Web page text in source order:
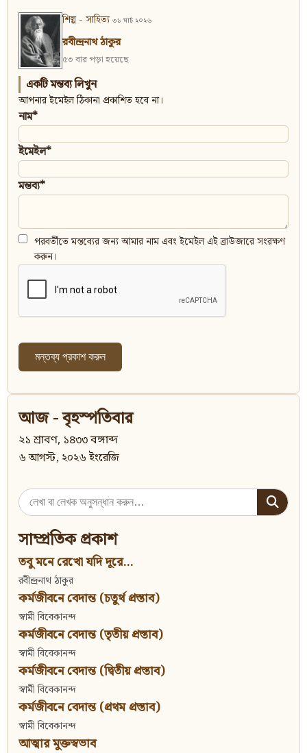
শিল্প - সাহিত্য ৩১ মার্চ ২০২৬
রবীন্দ্রনাথ ঠাকুর
৫৩ বার পড়া হয়েছে
একটি মন্তব্য লিখুন
আপনার ইমেইল ঠিকানা প্রকাশিত হবে না।
নাম*
ইমেইল*
মন্তব্য*
পরবর্তীতে মন্তব্যের জন্য আমার নাম এবং ইমেইল এই ব্রাউজারে সংরক্ষণ
করুন।
আজ - বৃহস্পতিবার
২১ শ্রাবণ, ১৪৩৩ বঙ্গাব্দ
৬ আগস্ট, ২০২৬ ইংরেজি
Search
for:
সাম্প্রতিক প্রকাশ
তবু মনে রেখো যদি দূরে...
রবীন্দ্রনাথ ঠাকুর
কর্মজীবনে বেদান্ত (চতুর্থ প্রস্তাব)
স্বামী বিবেকানন্দ
কর্মজীবনে বেদান্ত (তৃতীয় প্রস্তাব)
স্বামী বিবেকানন্দ
কর্মজীবনে বেদান্ত (দ্বিতীয় প্রস্তাব)
স্বামী বিবেকানন্দ
কর্মজীবনে বেদান্ত (প্রথম প্রস্তাব)
স্বামী বিবেকানন্দ
আত্মার মুক্তস্বভাব